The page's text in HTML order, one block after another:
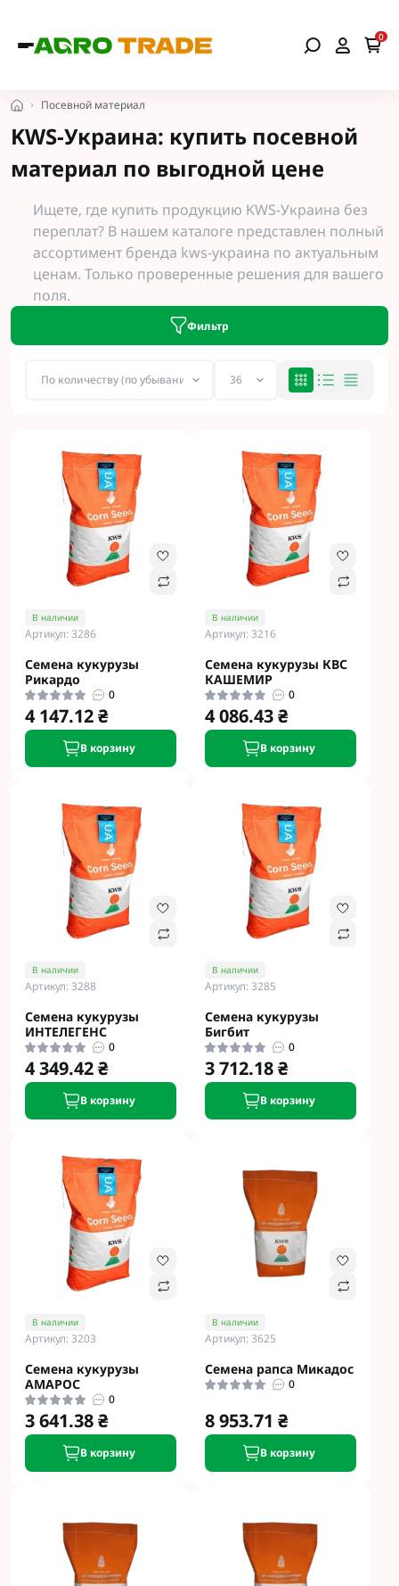
0
Посевной материал
KWS-Украина: купить посевной
материал по выгодной цене
Ищете, где купить продукцию KWS-Украина без
переплат? В нашем каталоге представлен полный
ассортимент бренда kws-украина по актуальным
ценам. Только проверенные решения для вашего
поля.
Фильтр
В наличии
Артикул: 3286
Семена кукурузы
Рикардо
0
4 147.12 ₴
В корзину
В наличии
Артикул: 3216
Семена кукурузы КВС
КАШЕМИР
0
4 086.43 ₴
В корзину
В наличии
Артикул: 3288
Семена кукурузы
ИНТЕЛЕГЕНС
0
4 349.42 ₴
В корзину
В наличии
Артикул: 3285
Семена кукурузы
Бигбит
0
3 712.18 ₴
В корзину
В наличии
Артикул: 3203
Семена кукурузы
АМАРОС
0
3 641.38 ₴
В корзину
В наличии
Артикул: 3625
Семена рапса Микадос
0
8 953.71 ₴
В корзину